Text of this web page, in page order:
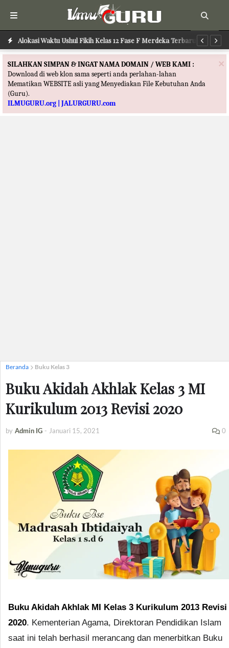
Alokasi Waktu Ushul Fikih Kelas 12 Fase F Merdeka Terbaru
Alokasi Waktu Ilmu Tafsir Kelas 12 Fase F Merdeka Terbaru
×
SILAHKAN SIMPAN & INGAT NAMA DOMAIN / WEB KAMI :
Download di web klon sama seperti anda perlahan-lahan
Mematikan WEBSITE asli yang Menyediakan File Kebutuhan Anda
(Guru).
ILMUGURU.org | JALURGURU.com
Beranda Buku Kelas 3
Buku Akidah Akhlak Kelas 3 MI
Kurikulum 2013 Revisi 2020
by Admin IG - Januari 15, 2021 0
Buku Akidah Akhlak MI Kelas 3 Kurikulum 2013 Revisi
2020. Kementerian Agama, Direktoran Pendidikan Islam
saat ini telah berhasil merancang dan menerbitkan Buku